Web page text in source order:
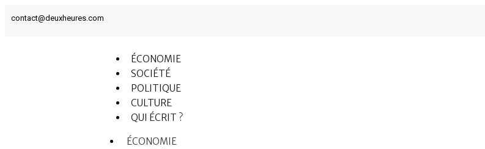
contact@deuxheures.com
ÉCONOMIE
SOCIÉTÉ
POLITIQUE
CULTURE
QUI ÉCRIT ?
ÉCONOMIE